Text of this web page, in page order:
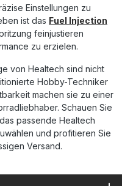
-
R7501998 -
C8002005
-
-
-
-
-
-
- 2012SuzukiVL1500
-
-
Einstellungen zu
ist das Fuel Injection
feinjustieren
zu erzielen.
von Healtech sind nicht
Hobby-Techniker
machen sie zu einer
Schauen Sie
passende Healtech
und profitieren Sie
Versand.